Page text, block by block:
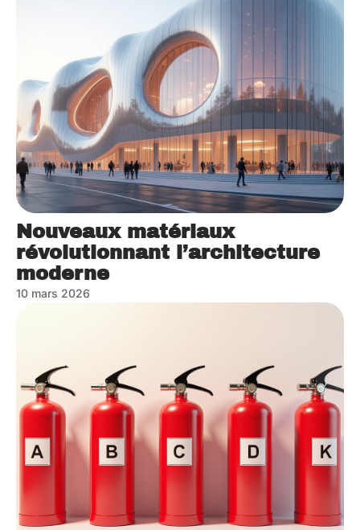
Nouveaux matériaux
révolutionnant l’architecture
moderne
10 mars 2026